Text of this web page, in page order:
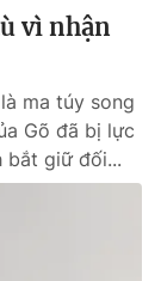
vì nhận
ma túy song
Gõ đã bị lực
bắt giữ đối...